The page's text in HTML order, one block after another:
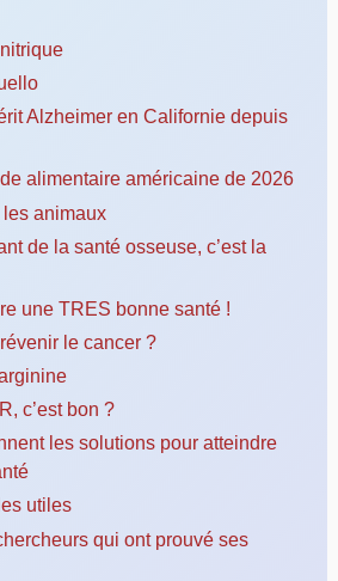
Alzheimer en Californie depuis
alimentaire américaine de 2026
animaux
de la santé osseuse, c’est la
une TRES bonne santé !
le cancer ?
c’est bon ?
les solutions pour atteindre
utiles
qui ont prouvé ses